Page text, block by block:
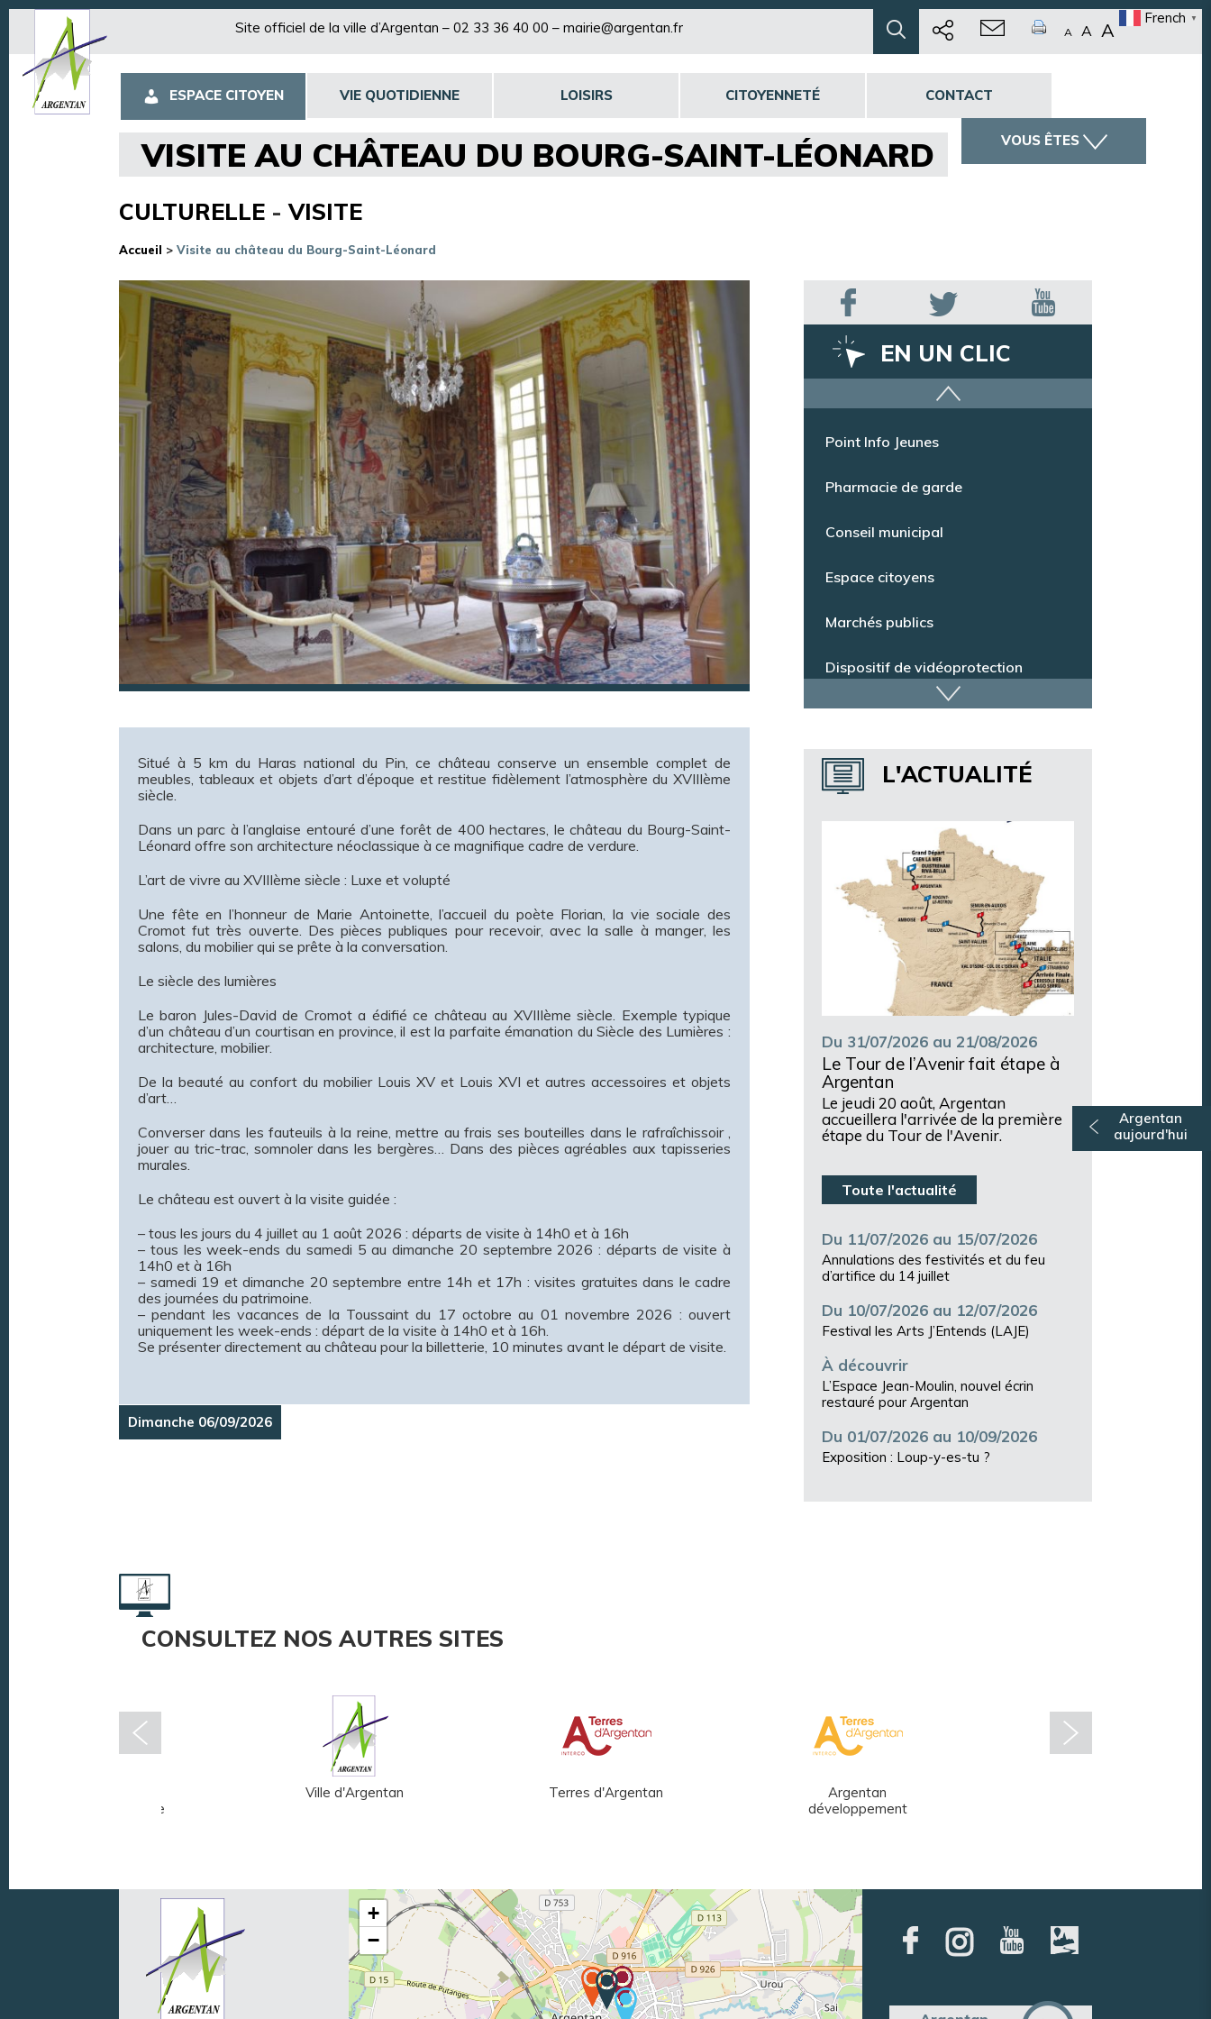
Site officiel de la ville d’Argentan – 02 33 36 40 00 – mairie@argentan.fr A A A
French ▼
ESPACE CITOYEN VIE QUOTIDIENNE LOISIRS CITOYENNETÉ CONTACT
VOUS ÊTES
Argentan
aujourd'hui
VISITE AU CHÂTEAU DU BOURG-SAINT-LÉONARD
CULTURELLE -VISITE
Accueil > Visite au château du Bourg-Saint-Léonard
Situé à 5 km du Haras national du Pin, ce château conserve un ensemble complet de
meubles, tableaux et objets d’art d’époque et restitue fidèlement l’atmosphère du XVIIIème
siècle.
Dans un parc à l’anglaise entouré d’une forêt de 400 hectares, le château du Bourg-Saint-
Léonard offre son architecture néoclassique à ce magnifique cadre de verdure.
L’art de vivre au XVIIIème siècle : Luxe et volupté
Une fête en l’honneur de Marie Antoinette, l’accueil du poète Florian, la vie sociale des
Cromot fut très ouverte. Des pièces publiques pour recevoir, avec la salle à manger, les
salons, du mobilier qui se prête à la conversation.
Le siècle des lumières
Le baron Jules-David de Cromot a édifié ce château au XVIIIème siècle. Exemple typique
d’un château d’un courtisan en province, il est la parfaite émanation du Siècle des Lumières :
architecture, mobilier.
De la beauté au confort du mobilier Louis XV et Louis XVI et autres accessoires et objets
d’art…
Converser dans les fauteuils à la reine, mettre au frais ses bouteilles dans le rafraîchissoir ,
jouer au tric-trac, somnoler dans les bergères… Dans des pièces agréables aux tapisseries
murales.
Le château est ouvert à la visite guidée :
– tous les jours du 4 juillet au 1 août 2026 : départs de visite à 14h0 et à 16h
– tous les week-ends du samedi 5 au dimanche 20 septembre 2026 : départs de visite à
14h0 et à 16h
– samedi 19 et dimanche 20 septembre entre 14h et 17h : visites gratuites dans le cadre
des journées du patrimoine.
– pendant les vacances de la Toussaint du 17 octobre au 01 novembre 2026 : ouvert
uniquement les week-ends : départ de la visite à 14h0 et à 16h.
Se présenter directement au château pour la billetterie, 10 minutes avant le départ de visite.
Dimanche 06/09/2026
EN UN CLIC
Dispositif de vidéoprotection
Annuaire des services
Annuaire des associations
Argentan Aujourd’hui
L'ACTUALITÉ
Du 31/07/2026 au 21/08/2026
Le Tour de l’Avenir fait étape à
Argentan
Le jeudi 20 août, Argentan
accueillera l'arrivée de la première
étape du Tour de l'Avenir.
Toute l'actualité
Du 11/07/2026 au 15/07/2026
Annulations des festivités et du feu
d’artifice du 14 juillet
Du 10/07/2026 au 12/07/2026
Festival les Arts J’Entends (LAJE)
À découvrir
L’Espace Jean-Moulin, nouvel écrin
restauré pour Argentan
Du 01/07/2026 au 10/09/2026
Exposition : Loup-y-es-tu ?
CONSULTEZ NOS AUTRES SITES
Léger - André Mare
Ville d'Argentan Terres d'Argentan
Argentan
développement
+
−